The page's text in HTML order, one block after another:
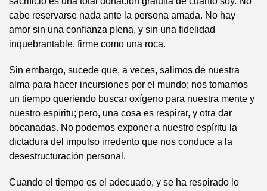
cabe reservarse nada ante la persona amada. No hay
amor sin una confianza plena, y sin una fidelidad
inquebrantable, firme como una roca.
Sin embargo, sucede que, a veces, salimos de nuestra
alma para hacer incursiones por el mundo; nos tomamos
un tiempo queriendo buscar oxígeno para nuestra mente y
nuestro espíritu; pero, una cosa es respirar, y otra dar
bocanadas. No podemos exponer a nuestro espíritu la
dictadura del impulso irredento que nos conduce a la
desestructuración personal.
Cuando el tiempo es el adecuado, y se ha respirado lo